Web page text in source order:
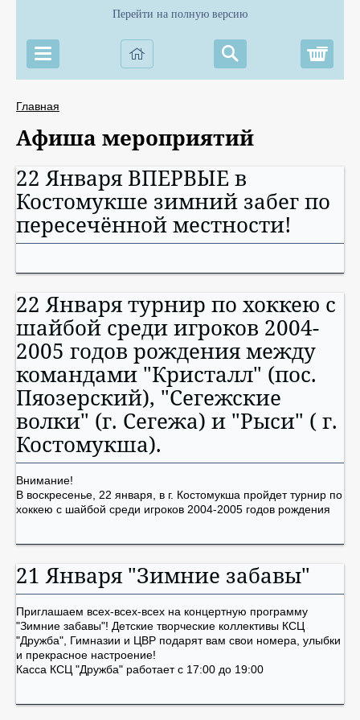
Перейти на полную версию
Главная
Афиша мероприятий
22 Января ВПЕРВЫЕ в
Костомукше зимний забег по
пересечённой местности!
22 Января турнир по хоккею с
шайбой среди игроков 2004-
2005 годов рождения между
командами "Кристалл" (пос.
Пяозерский), "Сегежские
волки" (г. Сегежа) и "Рыси" ( г.
Костомукша).
Внимание!
В воскресенье, 22 января, в г. Костомукша пройдет турнир по
хоккею с шайбой среди игроков 2004-2005 годов рождения
21 Января "Зимние забавы"
Приглашаем всех-всех-всех на концертную программу
"Зимние забавы"! Детские творческие коллективы КСЦ
"Дружба", Гимназии и ЦВР подарят вам свои номера, улыбки
и прекрасное настроение!
Касса КСЦ "Дружба" работает с 17:00 до 19:00